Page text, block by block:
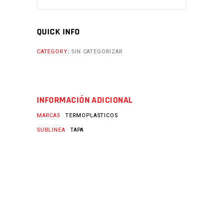
QUICK INFO
CATEGORY: SIN CATEGORIZAR
INFORMACIÓN ADICIONAL
MARCAS
TERMOPLASTICOS
SUBLINEA
TAPA